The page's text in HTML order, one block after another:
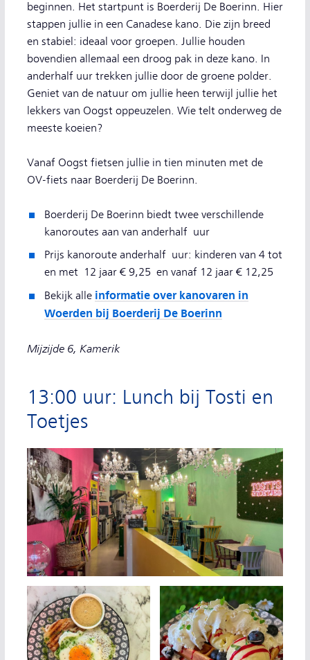
beginnen. Het startpunt is Boerderij De Boerinn. Hier
stappen jullie in een Canadese kano. Die zijn breed
en stabiel: ideaal voor groepen. Jullie houden
bovendien allemaal een droog pak in deze kano. In
anderhalf uur trekken jullie door de groene polder.
Geniet van de natuur om jullie heen terwijl jullie het
lekkers van Oogst oppeuzelen. Wie telt onderweg de
meeste koeien?
Vanaf Oogst fietsen jullie in tien minuten met de
OV-fiets naar Boerderij De Boerinn.
Boerderij De Boerinn biedt twee verschillende
kanoroutes aan van anderhalf uur
Prijs kanoroute anderhalf uur: kinderen van 4 tot
en met 12 jaar € 9,25 en vanaf 12 jaar € 12,25
Bekijk alle informatie over kanovaren in
Woerden bij Boerderij De Boerinn
Mijzijde 6, Kamerik
13:00 uur: Lunch bij Tosti en
Toetjes